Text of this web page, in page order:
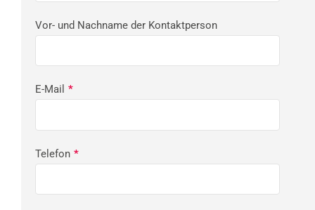
Vor- und Nachname der Kontaktperson
E-Mail *
Telefon *